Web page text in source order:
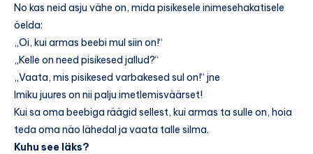
No kas neid asju vähe on, mida pisikesele inimesehakatisele
öelda:
„Oi, kui armas beebi mul siin on!“
„Kelle on need pisikesed jallud?“
„Vaata, mis pisikesed varbakesed sul on!“ jne
Imiku juures on nii palju imetlemisväärset!
Kui sa oma beebiga räägid sellest, kui armas ta sulle on, hoia
teda oma näo lähedal ja vaata talle silma.
Kuhu see läks?